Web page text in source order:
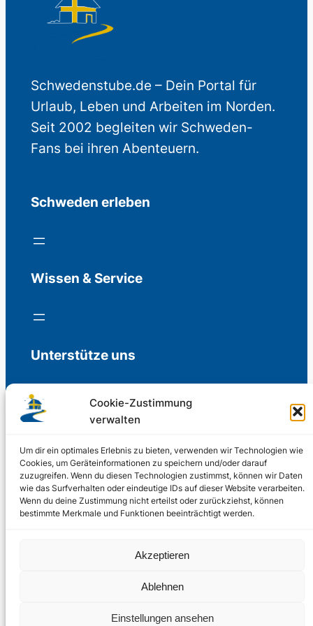
Cookie-Zustimmung
verwalten
Um dir ein optimales Erlebnis zu bieten, verwenden wir Technologien wie
Cookies, um Geräteinformationen zu speichern und/oder darauf
zuzugreifen. Wenn du diesen Technologien zustimmst, können wir Daten
wie das Surfverhalten oder eindeutige IDs auf dieser Website verarbeiten.
Wenn du deine Zustimmung nicht erteilst oder zurückziehst, können
bestimmte Merkmale und Funktionen beeinträchtigt werden.
Akzeptieren
Ablehnen
Einstellungen ansehen
Schwedenstube.de – Dein Portal für
Urlaub, Leben und Arbeiten im Norden.
Seit 2002 begleiten wir Schweden-
Fans bei ihren Abenteuern.
Schweden erleben
Wissen & Service
Unterstütze uns
Freiwillige Spenden für die Aufrechterhaltung
Support us
© 2002 – 2026